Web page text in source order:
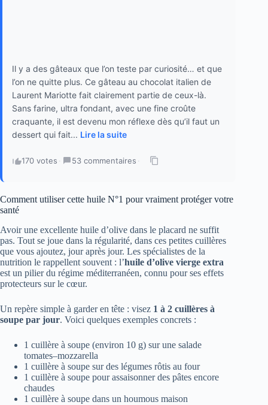
Il y a des gâteaux que l’on teste par curiosité… et que
l’on ne quitte plus. Ce gâteau au chocolat italien de
Laurent Mariotte fait clairement partie de ceux-là.
Sans farine, ultra fondant, avec une fine croûte
craquante, il est devenu mon réflexe dès qu’il faut un
dessert qui fait... Lire la suite
170 votes · 53 commentaires ·
Comment utiliser cette huile N°1 pour vraiment protéger votre
santé
Avoir une excellente huile d’olive dans le placard ne suffit
pas. Tout se joue dans la régularité, dans ces petites cuillères
que vous ajoutez, jour après jour. Les spécialistes de la
nutrition le rappellent souvent : l’huile d’olive vierge extra
est un pilier du régime méditerranéen, connu pour ses effets
protecteurs sur le cœur.
Un repère simple à garder en tête : visez 1 à 2 cuillères à
soupe par jour. Voici quelques exemples concrets :
1 cuillère à soupe (environ 10 g) sur une salade
tomates–mozzarella
1 cuillère à soupe sur des légumes rôtis au four
1 cuillère à soupe pour assaisonner des pâtes encore
chaudes
1 cuillère à soupe dans un houmous maison